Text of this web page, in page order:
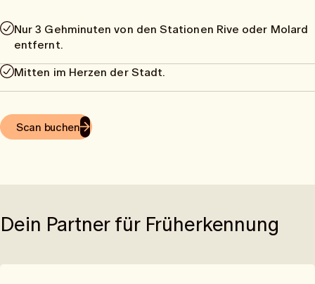
Nur 3 Gehminuten von den Stationen Rive oder Molard
entfernt.
Mitten im Herzen der Stadt.
Scan buchen
Dein Partner für Früherkennung